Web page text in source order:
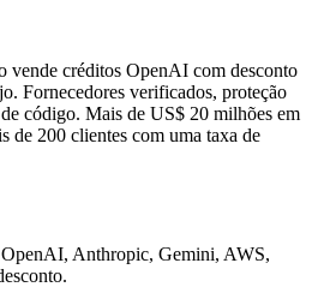
vende créditos OpenAI com desconto
Fornecedores verificados, proteção
código. Mais de US$ 20 milhões em
de 200 clientes com uma taxa de
Anthropic, Gemini, AWS,